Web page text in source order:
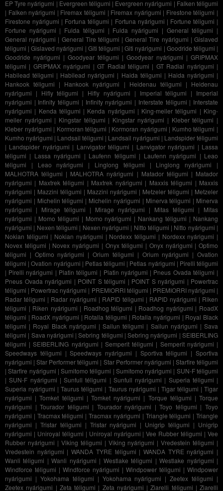
EP Tyre nyárigumi | Evergreen téligumi | Evergreen nyárigumi | Falken téligumi
| Falken nyárigumi | Firemax téligumi | Firemax nyárigumi | Firestone téligumi |
Firestone nyárigumi | Fortuna téligumi | Fortuna nyárigumi | Fortune téligumi |
Fortune nyárigumi | Fulda téligumi | Fulda nyárigumi | General téligumi |
General nyárigumi | General Tire téligumi |General Tire nyárigumi |Gislaved
téligumi |Gislaved nyárigumi | Giti téligumi |Giti nyárigumi | Goodride téligumi |
Goodride nyárigumi | Goodyear téligumi | Goodyear nyárigumi | GRIPMAX
téligumi | GRIPMAX nyárigumi |GT Radial téligumi | GT Radial nyárigumi |
Habilead téligumi | Habilead nyárigumi | Haida téligumi | Haida nyárigumi |
Hankook téligumi | Hankook nyárigumi | Heidenau téligumi | Heidenau
nyárigumi | Hifly téligumi | Hifly nyárigumi | Imperial téligumi | Imperial
nyárigumi | Infinity téligumi | Infinity nyárigumi | Interstate téligumi | Interstate
nyárigumi | Kenda téligumi | Kenda nyárigumi | King-meiler téligumi | King-
meiler nyárigumi | Kingstar téligumi | Kingstar nyárigumi | Kleber téligumi |
Kleber nyárigumi | Kormoran téligumi | Kormoran nyárigumi | Kumho téligumi |
Kumho nyárigumi | Landsail téligumi | Landsail nyárigumi | Landspider téligumi
| Landspider nyárigumi | Lanvigator téligumi | Lanvigator nyárigumi | Lassa
téligumi | Lassa nyárigumi | Laufenn téligumi | Laufenn nyárigumi | Leao
téligumi | Leao nyárigumi | Linglong téligumi | Linglong nyárigumi |
MALHOTRA téligumi | MALHOTRA nyárigumi | Matador téligumi | Matador
nyárigumi | Maxtrek téligumi | Maxtrek nyárigumi | Maxxis téligumi | Maxxis
nyárigumi | Mazzini téligumi | Mazzini nyárigumi | Metzeler téligumi | Metzeler
nyárigumi | Michelin téligumi | Michelin nyárigumi | Minerva téligumi | Minerva
nyárigumi | Mirage téligumi | Mirage nyárigumi | Mitas téligumi | Mitas
nyárigumi | Momo téligumi | Momo nyárigumi | Nankang téligumi | Nankang
nyárigumi | Nexen téligumi | Nexen nyárigumi | Nitto téligumi | Nitto nyárigumi |
Nokian téligumi | Nokian nyárigumi | Nordexx téligumi | Nordexx nyárigumi |
Novex téligumi | Novex nyárigumi | Onyx téligumi | Onyx nyárigumi | Optimo
téligumi | Optimo nyárigumi |Orium téligumi | Orium nyárigumi |Ovation
téligumi |Ovation nyárigumi | Petlas téligumi | Petlas nyárigumi | Pirelli téligumi
| Pirelli nyárigumi | Platin téligumi | Platin nyárigumi | Pneus Ovada téligumi |
Pneus Ovada nyárigumi | POINT S téligumi | POINT S nyárigumi | Powertrac
téligumi | Powertrac nyárigumi | PREMIORRI téligumi | PREMIORRI nyárigumi |
Radar téligumi | Radar nyárigumi | RAPID téligumi | RAPID nyárigumi | Riken
téligumi | Riken nyárigumi | Roadhog téligumi | Roadhog nyárigumi | RoadX
téligumi | RoadX nyárigumi | Rotalla téligumi | Rotalla nyárigumi | Royal Black
téligumi | Royal Black nyárigumi |Sailun téligumi | Sailun nyárigumi |Sava
téligumi | Sava nyárigumi |Sebring téligumi |Sebring nyárigumi |SEIBERLING
téligumi |SEIBERLING nyárigumi |Semperit téligumi | Semperit nyárigumi |
Speedways téligumi |Speedways nyárigumi | Sportiva téligumi |Sportiva
nyárigumi |Star Performer téligumi | Star Performer nyárigumi | Starfire téligumi
|Starfire nyárigumi |Sumitomo téligumi | Sumitomo nyárigumi | SUN-F téligumi
|SUN-F nyárigumi | Sunfull téligumi | Sunfull nyárigumi | Superia téligumi |
Superia nyárigumi |Taurus téligumi | Taurus nyárigumi | Tigar téligumi |Tigar
nyárigumi |Tomket téligumi | Tomket nyárigumi | Torque téligumi |Torque
nyárigumi |Tourador téligumi | Tourador nyárigumi |Toyo téligumi |Toyo
nyárigumi | Tracmax téligumi |Tracmax nyárigumi | Triangle téligumi |Triangle
nyárigumi | Tristar téligumi | Tristar nyárigumi | Unigrip téligumi | Unigrip
nyárigumi | Uniroyal téligumi | Uniroyal nyárigumi |Vee Rubber téligumi |Vee
Rubber nyárigumi | Viking téligumi | Viking nyárigumi |Vredestein téligumi |
Vredestein nyárigumi |WANDA TYRE téligumi | WANDA TYRE nyárigumi |
Wanli téligumi |Wanli nyárigumi | Westlake téligumi |Westlake nyárigumi |
Windforce téligumi | Windforce nyárigumi | Windpower téligumi | Windpower
nyárigumi | Yokohama téligumi | Yokohama nyárigumi |Zeetex téligumi |
Zeetex nyárigumi | Zeta téligumi | Zeta nyárigumi |Ziarelli téligumi | Ziarelli